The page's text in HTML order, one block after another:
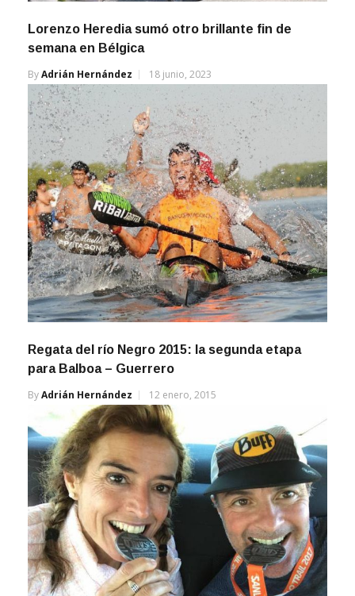
Lorenzo Heredia sumó otro brillante fin de
semana en Bélgica
ByAdrián Hernández 18 junio, 2023
Regata del río Negro 2015: la segunda etapa
para Balboa – Guerrero
ByAdrián Hernández 12 enero, 2015